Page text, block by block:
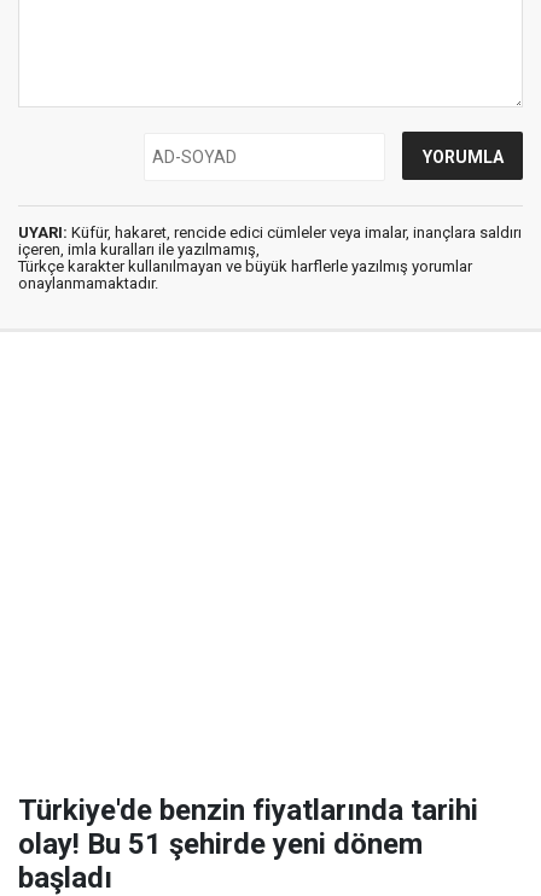
UYARI: Küfür, hakaret, rencide edici cümleler veya imalar, inançlara saldırı
içeren, imla kuralları ile yazılmamış,
Türkçe karakter kullanılmayan ve büyük harflerle yazılmış yorumlar
onaylanmamaktadır.
Türkiye'de benzin fiyatlarında tarihi
olay! Bu 51 şehirde yeni dönem
başladı